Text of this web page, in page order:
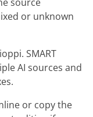
or unknown
SMART
AI sources and
or copy the